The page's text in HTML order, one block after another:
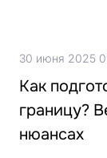
30 июня 2025
Как
границу?
нюансах